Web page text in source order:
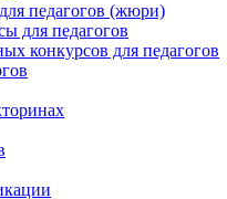
предметы в
навыкам:
объекты
Кюизенера просты,
игровое пособие для
игровое поле со
– и несколько
даст ребенку
педагогов (жюри)
для педагогов
конкурсов для педагогов